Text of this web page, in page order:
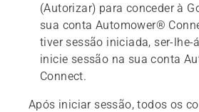
(Autorizar) para conceder à
sua conta Automower®
tiver sessão iniciada, ser-lhe-
inicie sessão na sua conta
Connect.
Após iniciar sessão, todos os